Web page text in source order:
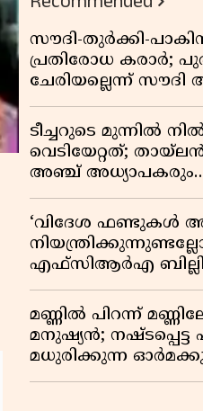
സൗദി-തുർക്കി-
പ്രതിരോധ കരാർ;
ചേരിയല്ലെന്ന് സൗദി
വിമർശനവുമായി
ടീച്ചറുടെ മുന്നിൽ
വെടിയേറ്റത്;
അഞ്ച് അധ്യാപകരും
മരണസംഖ്യ 7;
വെളിപ്പെടുത്തലുകൾ
‘വിദേശ ഫണ്ടുകൾ
എഫ്സിആർഎ
വിമർശനങ്ങൾക്ക്
മണ്ണിൽ പിറന്ന്
മനുഷ്യൻ; നഷ്ടപ്പെട്ട
മധുരിക്കുന്ന